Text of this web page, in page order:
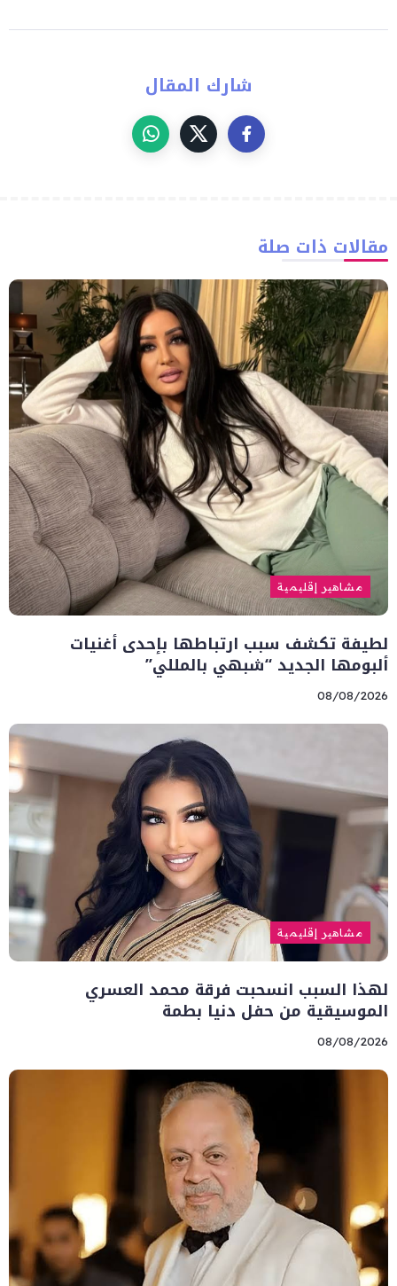
شارك المقال
مقالات ذات صلة
مشاهير إقليمية
لطيفة تكشف سبب ارتباطها بإحدى أغنيات
ألبومها الجديد “شبهي بالمللي”
08/08/2026
مشاهير إقليمية
لهذا السبب انسحبت فرقة محمد العسري
الموسيقية من حفل دنيا بطمة
08/08/2026